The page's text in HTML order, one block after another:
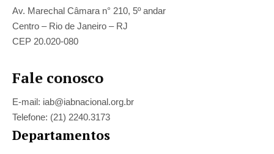
Av. Marechal Câmara n° 210, 5º andar
Centro – Rio de Janeiro – RJ
CEP 20.020-080
Fale conosco
E-mail: iab@iabnacional.org.br
Telefone: (21) 2240.3173
Departamentos